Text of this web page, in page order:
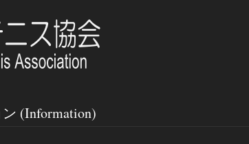
(Information)